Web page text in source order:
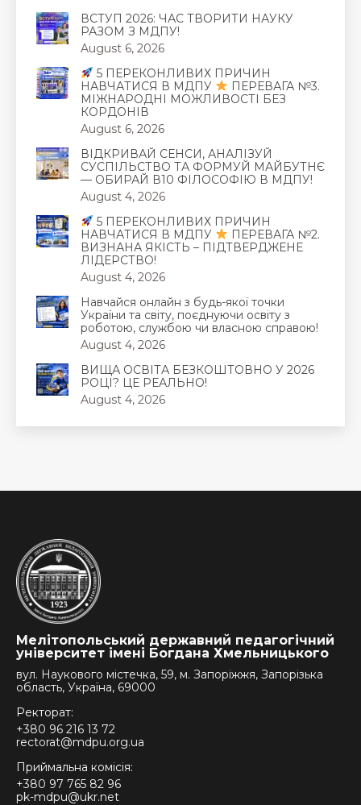
ВСТУП 2026: ЧАС ТВОРИТИ НАУКУ
РАЗОМ З МДПУ!
August 6, 2026
5 ПЕРЕКОНЛИВИХ ПРИЧИН
НАВЧАТИСЯ В МДПУ
ПЕРЕВАГА №3.
МІЖНАРОДНІ МОЖЛИВОСТІ БЕЗ
КОРДОНІВ
August 6, 2026
ВІДКРИВАЙ СЕНСИ, АНАЛІЗУЙ
СУСПІЛЬСТВО ТА ФОРМУЙ МАЙБУТНЄ
— ОБИРАЙ В10 ФІЛОСОФІЮ В МДПУ!
August 4, 2026
5 ПЕРЕКОНЛИВИХ ПРИЧИН
НАВЧАТИСЯ В МДПУ
ПЕРЕВАГА №2.
ВИЗНАНА ЯКІСТЬ – ПІДТВЕРДЖЕНЕ
ЛІДЕРСТВО!
August 4, 2026
Навчайся онлайн з будь-якої точки
України та світу, поєднуючи освіту з
роботою, службою чи власною справою!
August 4, 2026
ВИЩА ОСВІТА БЕЗКОШТОВНО У 2026
РОЦІ? ЦЕ РЕАЛЬНО!
August 4, 2026
Мелітопольський державний педагогічний
університет імені Богдана Хмельницького
вул. Наукового містечка, 59, м. Запоріжжя, Запорізька
область, Україна, 69000
Ректорат:
+380 96 216 13 72
rectorat@mdpu.org.ua
Приймальна комісія:
+380 97 765 82 96
pk-mdpu@ukr.net